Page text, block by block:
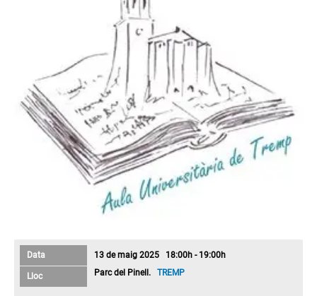
Data 13 de maig 2025 18:00h - 19:00h
Lloc Parc del Pinell.TREMP